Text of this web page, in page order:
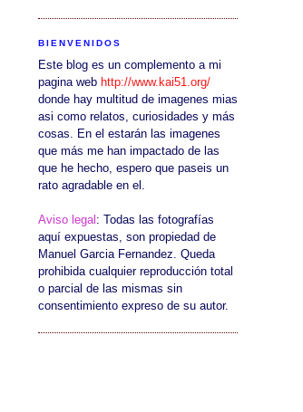
BIENVENIDOS
Este blog es un complemento a mi
pagina web http://www.kai51.org/
donde hay multitud de imagenes mias
asi como relatos, curiosidades y más
cosas. En el estarán las imagenes
que más me han impactado de las
que he hecho, espero que paseis un
rato agradable en el.
Aviso legal : Todas las fotografías
aquí expuestas, son propiedad de
Manuel Garcia Fernandez. Queda
prohibida cualquier reproducción total
o parcial de las mismas sin
consentimiento expreso de su autor.